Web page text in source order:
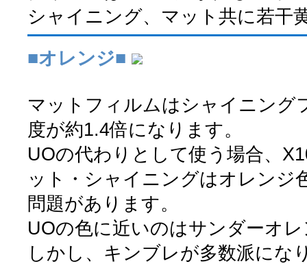
シャイニング、マット共に若干
■オレンジ■
マットフィルムはシャイニング
度が約1.4倍になります。
UOの代わりとして使う場合、
ット・シャイニングはオレンジ
問題があります。
UOの色に近いのはサンダーオ
しかし、キンブレが多数派にな